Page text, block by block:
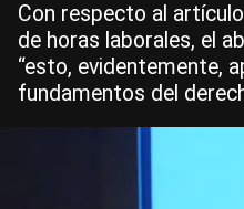
Con respecto al
de horas laborales, el
“esto, evidentemente,
fundamentos del